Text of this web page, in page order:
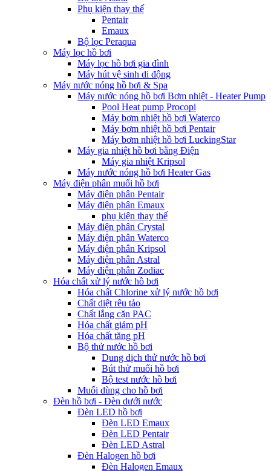
Phụ kiện thay thế
Pentair
Emaux
Bộ lọc Peraqua
Máy lọc hồ bơi
Máy lọc hồ bơi gia đình
Máy hút vệ sinh di động
Máy nước nóng hồ bơi & Spa
Máy nước nóng hồ bơi Bơm nhiệt - Heater Pump
Pool Heat pump Procopi
Máy bơm nhiệt hồ bơi Waterco
Máy bơm nhiệt hồ bơi Pentair
Máy bơm nhiệt hồ bơi LuckingStar
Máy gia nhiệt hồ bơi bằng Điện
Máy gia nhiệt Kripsol
Máy nước nóng hồ bơi Heater Gas
Máy điện phân muối hồ bơi
Máy điện phân Pentair
Máy điện phân Emaux
phụ kiện thay thế
Máy điện phân Crystal
Máy điện phân Waterco
Máy điện phân Kripsol
Máy điện phân Astral
Máy điện phân Zodiac
Hóa chất xử lý nước hồ bơi
Hóa chất Chlorine xử lý nước hồ bơi
Chất diệt rêu tảo
Chất lắng cặn PAC
Hóa chất giảm pH
Hóa chất tăng pH
Bộ thử nước hồ bơi
Dung dịch thử nước hồ bơi
Bút thử muối hồ bơi
Bộ test nước hồ bơi
Muối dùng cho hồ bơi
Đèn hồ bơi - Đèn dưới nước
Đèn LED hồ bơi
Đèn LED Emaux
Đèn LED Pentair
Đèn LED Astral
Đèn Halogen hồ bơi
Đèn Halogen Emaux